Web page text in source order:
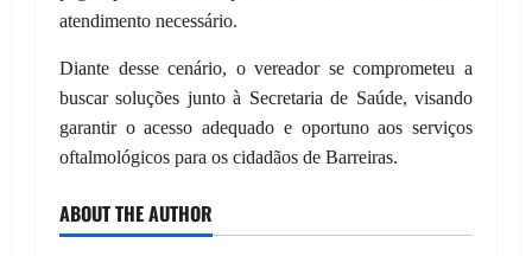
atendimento necessário.
Diante desse cenário, o vereador se comprometeu a
buscar soluções junto à Secretaria de Saúde, visando
garantir o acesso adequado e oportuno aos serviços
oftalmológicos para os cidadãos de Barreiras.
ABOUT THE AUTHOR